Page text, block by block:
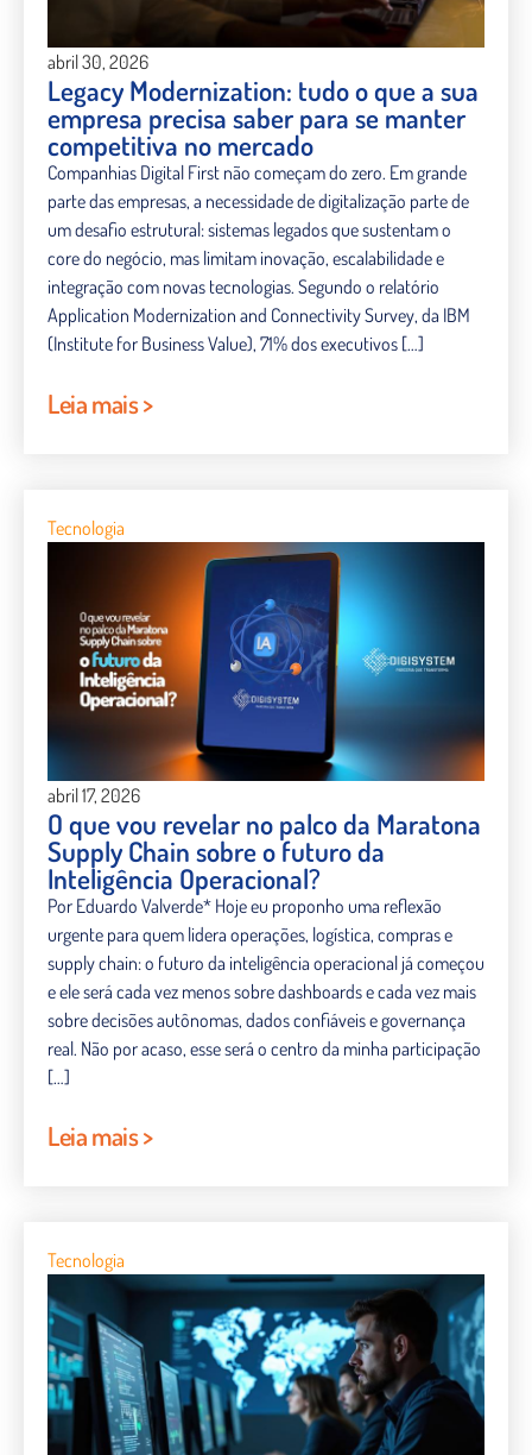
abril 30, 2026
Legacy Modernization: tudo o que a sua
empresa precisa saber para se manter
competitiva no mercado
Companhias Digital First não começam do zero. Em grande
parte das empresas, a necessidade de digitalização parte de
um desafio estrutural: sistemas legados que sustentam o
core do negócio, mas limitam inovação, escalabilidade e
integração com novas tecnologias. Segundo o relatório
Application Modernization and Connectivity Survey, da IBM
(Institute for Business Value), 71% dos executivos […]
Leia mais >
Tecnologia
abril 17, 2026
O que vou revelar no palco da Maratona
Supply Chain sobre o futuro da
Inteligência Operacional?
Por Eduardo Valverde* Hoje eu proponho uma reflexão
urgente para quem lidera operações, logística, compras e
supply chain: o futuro da inteligência operacional já começou
e ele será cada vez menos sobre dashboards e cada vez mais
sobre decisões autônomas, dados confiáveis e governança
real. Não por acaso, esse será o centro da minha participação
[…]
Leia mais >
Tecnologia